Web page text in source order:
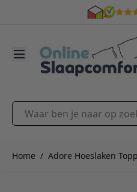
Waar ben je naar op zoek?
Home / Adore Hoeslaken